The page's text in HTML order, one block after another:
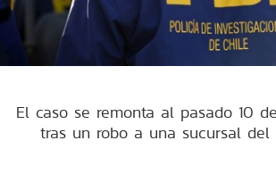
El caso se remonta al pasado 10
tras un robo a una sucursal del